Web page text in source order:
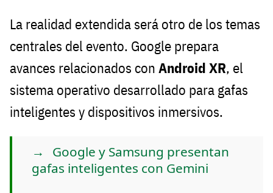
La realidad extendida será otro de los temas
centrales del evento. Google prepara
avances relacionados con Android XR, el
sistema operativo desarrollado para gafas
inteligentes y dispositivos inmersivos.
Google y Samsung presentan
gafas inteligentes con Gemini